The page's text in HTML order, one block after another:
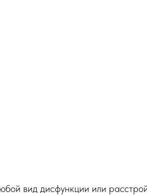
вид дисфункции или